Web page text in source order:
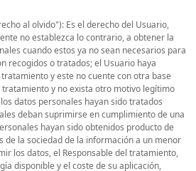
al olvido"): Es el derecho del Usuario,
no establezca lo contrario, a obtener la
cuando estos ya no sean necesarios para
recogidos o tratados; el Usuario haya
y este no cuente con otra base
y no exista otro motivo legítimo
datos personales hayan sido tratados
deban suprimirse en cumplimiento de una
hayan sido obtenidos producto de
de la sociedad de la información a un menor
los datos, el Responsable del tratamiento,
disponible y el coste de su aplicación,